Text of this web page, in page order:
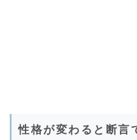
性格が変わると断